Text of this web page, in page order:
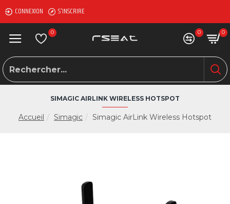
CONNEXION S'INSCRIRE
0 0 0
Accueil Simagic Simagic AirLink Wireless Hotspot
SIMAGIC AIRLINK WIRELESS HOTSPOT